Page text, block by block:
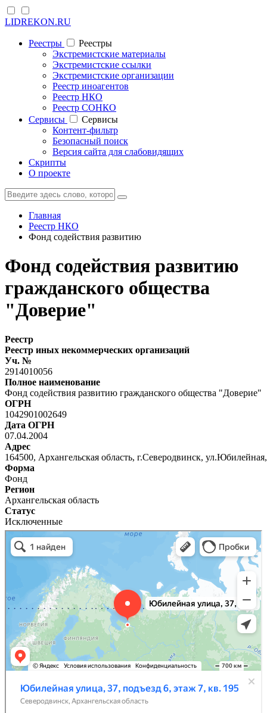
LIDREKON.RU
Реестры
Реестры
Экстремистские материалы
Экстремистские ссылки
Экстремистские организации
Реестр иноагентов
Реестр НКО
Реестр СОНКО
Cервисы
Cервисы
Контент-фильтр
Безопасный поиск
Версия сайта для слабовидящих
Скрипты
О проекте
Главная
Реестр НКО
Фонд содействия развитию
Фонд содействия развитию
гражданского общества
"Доверие"
Реестр
Реестр иных некоммерческих организаций
Уч. №
2914010056
Полное наименование
Фонд содействия развитию гражданского общества "Доверие"
ОГРН
1042901002649
Дата ОГРН
07.04.2004
Адрес
164500, Архангельская область, г.Северодвинск,
Форма
Фонд
Регион
Архангельская область
Статус
Исключенные